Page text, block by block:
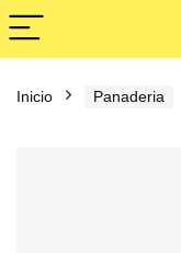
Inicio Panaderia